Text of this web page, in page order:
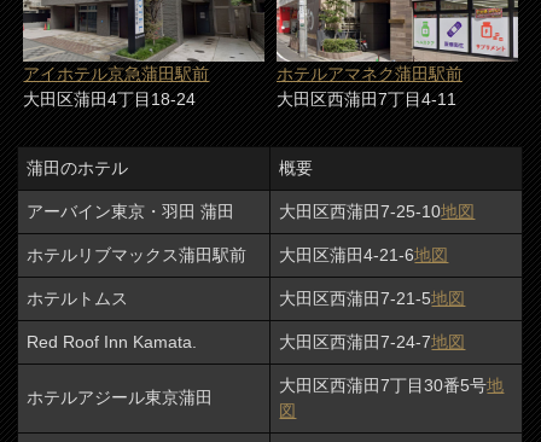
アイホテル京急蒲田駅前
大田区蒲田4丁目18-24
ホテルアマネク蒲田駅前
大田区西蒲田7丁目4-11
蒲田のホテル 概要
アーバイン東京・羽田 蒲田 大田区西蒲田7-25-10地図
ホテルリブマックス蒲田駅前 大田区蒲田4-21-6地図
ホテルトムス 大田区西蒲田7-21-5地図
Red Roof Inn Kamata. 大田区西蒲田7-24-7地図
ホテルアジール東京蒲田
大田区西蒲田7丁目30番5号地
図